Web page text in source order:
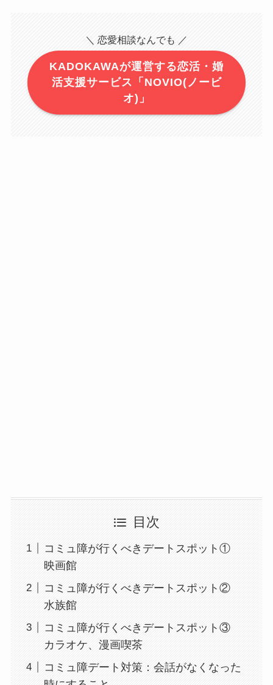
＼ 恋愛相談なんでも ／
KADOKAWAが運営する恋活・婚
活支援サービス「NOVIO(ノービ
オ)」
目次
コミュ障が行くべきデートスポット①
映画館
コミュ障が行くべきデートスポット②
水族館
コミュ障が行くべきデートスポット③
カラオケ、漫画喫茶
コミュ障デート対策：会話がなくなった